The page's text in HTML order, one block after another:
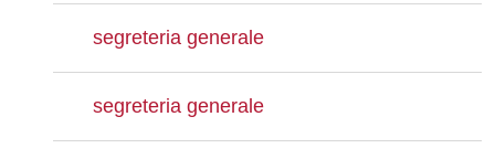
segreteria generale
segreteria generale